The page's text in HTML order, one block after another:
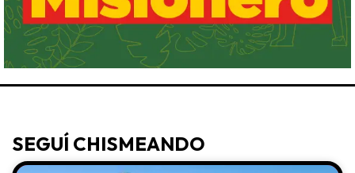
SEGUÍ CHISMEANDO